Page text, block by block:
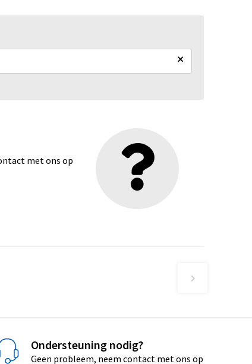
×
met ons op
Ondersteuning nodig?
Geen probleem, neem contact met ons op